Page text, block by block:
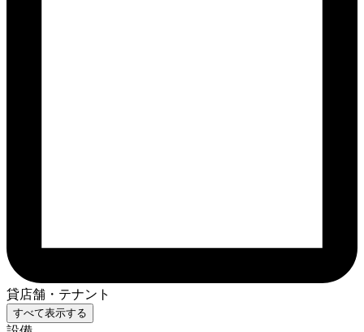
貸店舗・テナント
すべて表示する